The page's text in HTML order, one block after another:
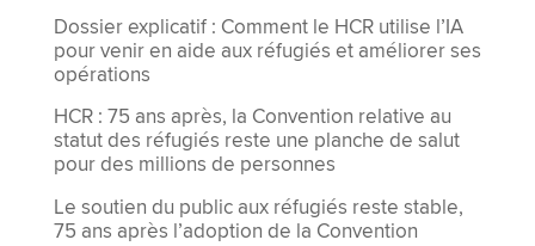
Dossier explicatif : Comment le HCR utilise l’IA
pour venir en aide aux réfugiés et améliorer ses
opérations
HCR : 75 ans après, la Convention relative au
statut des réfugiés reste une planche de salut
pour des millions de personnes
Le soutien du public aux réfugiés reste stable,
75 ans après l’adoption de la Convention